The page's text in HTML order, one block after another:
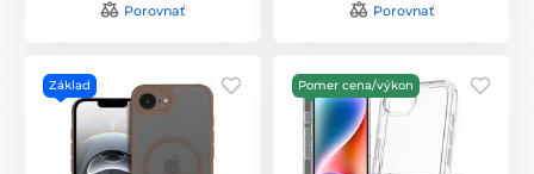
Porovnať Porovnať
Základ Pomer cena/výkon